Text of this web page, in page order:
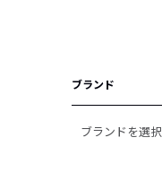
ブランド
ブランドを選択